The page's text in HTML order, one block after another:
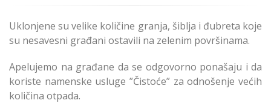
Uklonjene su velike količine granja, šiblja i đubreta koje
su nesavesni građani ostavili na zelenim površinama.
Apelujemo na građane da se odgovorno ponašaju i da
koriste namenske usluge ”Čistoće” za odnošenje većih
količina otpada.